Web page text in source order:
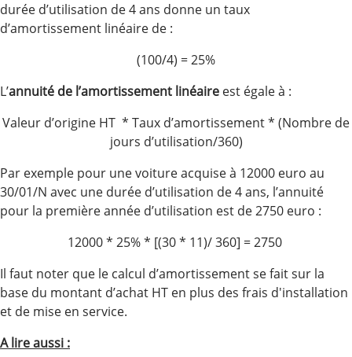
durée d’utilisation de 4 ans donne un taux
d’amortissement linéaire de :
(100/4) = 25%
L’annuité de l’amortissement linéaire est égale à :
Valeur d’origine HT * Taux d’amortissement * (Nombre de
jours d’utilisation/360)
Par exemple pour une voiture acquise à 12000 euro au
30/01/N avec une durée d’utilisation de 4 ans, l’annuité
pour la première année d’utilisation est de 2750 euro :
12000 * 25% * [(30 * 11)/ 360] = 2750
Il faut noter que le calcul d’amortissement se fait sur la
base du montant d’achat HT en plus des frais d'installation
et de mise en service.
A lire aussi :